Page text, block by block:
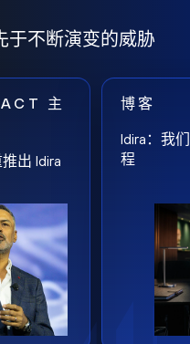
于不断演变的威胁
主
出 Idira
博客
Idira：我
程